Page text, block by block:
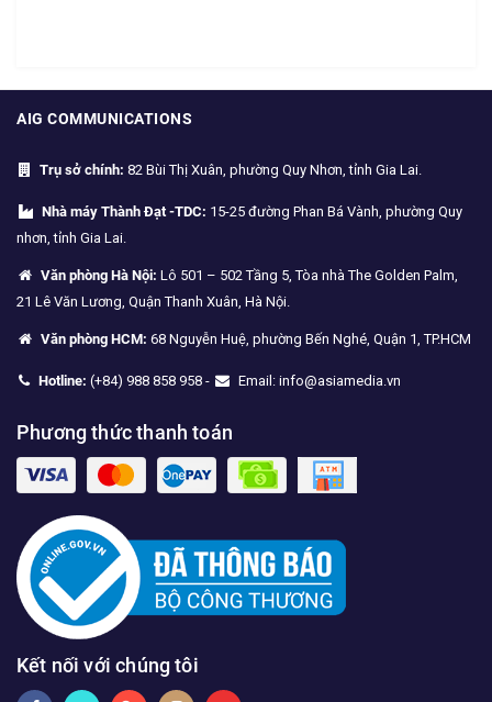
AIG COMMUNICATIONS
Trụ sở chính: 82 Bùi Thị Xuân, phường Quy Nhơn, tỉnh Gia Lai.
Nhà máy Thành Đạt -TDC: 15-25 đường Phan Bá Vành, phường Quy
nhơn, tỉnh Gia Lai.
Văn phòng Hà Nội: Lô 501 – 502 Tầng 5, Tòa nhà The Golden Palm,
21 Lê Văn Lương, Quận Thanh Xuân, Hà Nội.
Văn phòng HCM: 68 Nguyễn Huệ, phường Bến Nghé, Quận 1, TP.HCM
Hotline: (+84) 988 858 958 - Email: info@asiamedia.vn
Phương thức thanh toán
Kết nối với chúng tôi